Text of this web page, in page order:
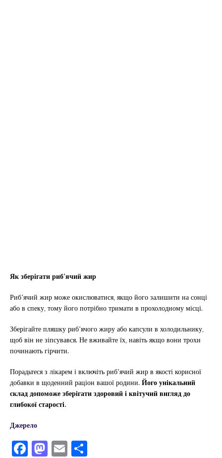
Як зберігати риб’ячий жир
Риб’ячий жир може окислюватися, якщо його залишити на сонці
або в спеку, тому його потрібно тримати в прохолодному місці.
Зберігайте пляшку риб’ячого жиру або капсули в холодильнику,
щоб він не зіпсувався. Не вживайте їх, навіть якщо вони трохи
починають гірчити.
Порадьтеся з лікарем і включіть риб’ячий жир в якості корисної
добавки в щоденний раціон вашої родини.Його унікальний
склад допоможе зберігати здоровий і квітучий вигляд до
глибокої старості.
Джерело
F M E